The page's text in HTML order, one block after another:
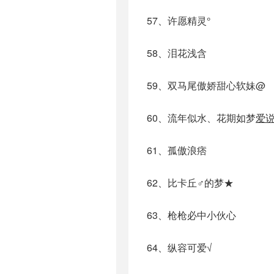
57、许愿精灵°
58、泪花浅含
59、双马尾傲娇甜心软妹@
60、流年似水、花期如梦爱
61、孤傲浪痞
62、比卡丘♂的梦★
63、枪枪必中小伙心
64、纵容可爱√